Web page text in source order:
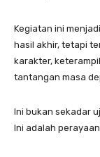
Kegiatan ini
hasil akhir, tetapi
karakter,
tantangan masa
Ini bukan sekadar
Ini adalah